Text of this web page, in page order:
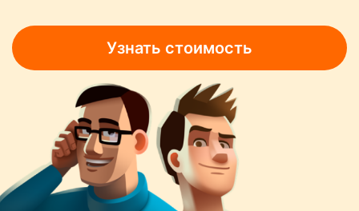
Узнать стоимость